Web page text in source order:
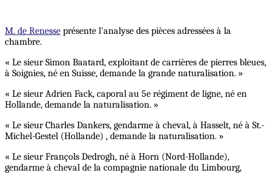
M. de Renesse présente l'analyse des pièces adressées à la
chambre.
« Le sieur Simon Baatard, exploitant de carrières de pierres bleues,
à Soignies, né en Suisse, demande la grande naturalisation. »
« Le sieur Adrien Fack, caporal au 5e régiment de ligne, né en
Hollande, demande la naturalisation. »
« Le sieur Charles Dankers, gendarme à cheval, à Hasselt, né à St.-
Michel-Gestel (Hollande) , demande la naturalisation. »
« Le sieur Françols Dedrogh, né à Horn (Nord-Hollande),
gendarme à cheval de la compagnie nationale du Limbourg,